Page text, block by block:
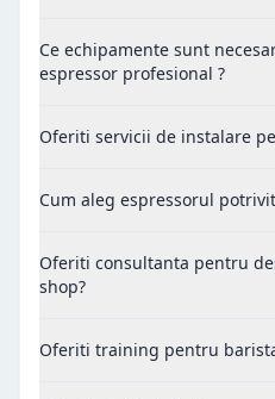
Ce echipamente sunt
espressor profesional ?
Oferiti servicii de instalare
Cum aleg espressorul
Oferiti consultanta pentru
shop?
Oferiti training pentru